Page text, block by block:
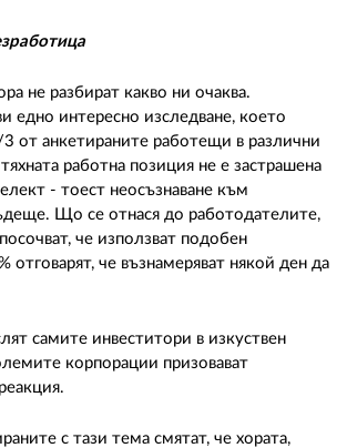
не разбират какво ни очаква.
едно интересно изследване, което
3 от анкетираните работещи в различни
работна позиция не е застрашена
- тоест неосъзнаване към
Що се отнася до работодателите,
че използват подобен
отговарят, че възнамеряват някой ден да
самите инвеститори в изкуствен
корпорации призовават
с тази тема смятат, че хората,